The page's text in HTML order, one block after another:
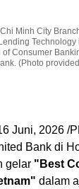
Minh City
of Consumer
(Photo
Juni, 2026 /
Bank di
gelar "Best
dalam